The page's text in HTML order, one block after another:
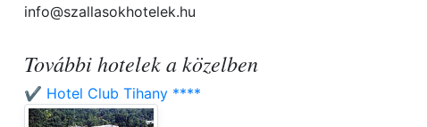
info@szallasokhotelek.hu
További hotelek a közelben
✔️ Hotel Club Tihany ****